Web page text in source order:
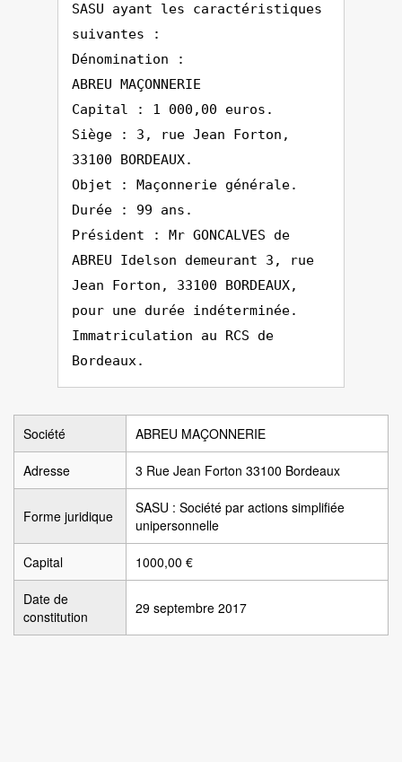
SASU ayant les caractéristiques
suivantes :
Dénomination :
ABREU MAÇONNERIE
Capital : 1 000,00 euros.
Siège : 3, rue Jean Forton,
33100 BORDEAUX.
Objet : Maçonnerie générale.
Durée : 99 ans.
Président : Mr GONCALVES de
ABREU Idelson demeurant 3, rue
Jean Forton, 33100 BORDEAUX,
pour une durée indéterminée.
Immatriculation au RCS de
Bordeaux.
Société ABREU MAÇONNERIE
Adresse 3 Rue Jean Forton 33100 Bordeaux
Forme juridique
SASU : Société par actions simplifiée
unipersonnelle
Capital 1000,00 €
Date de
constitution
29 septembre 2017